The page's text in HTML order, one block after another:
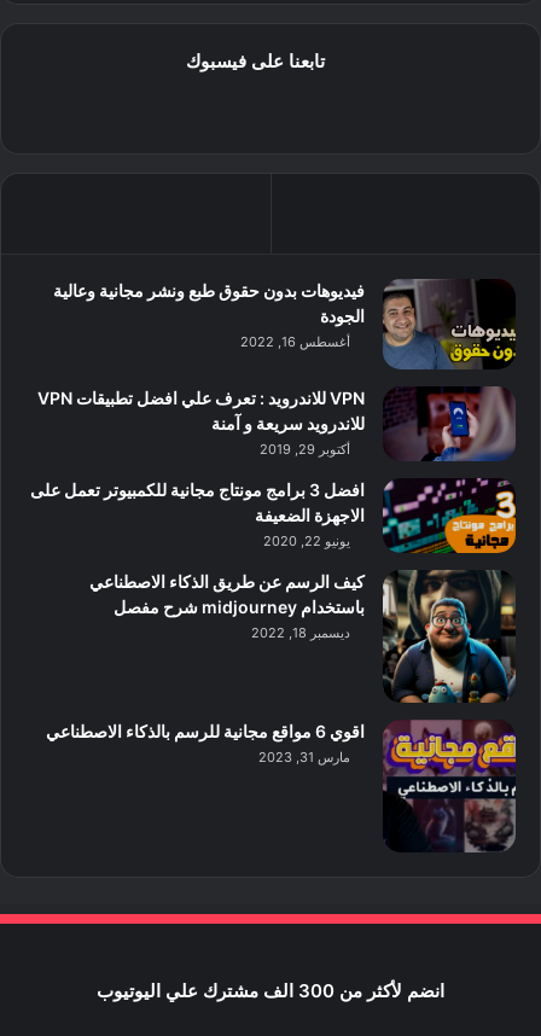
تابعنا على فيسبوك
فيديوهات بدون حقوق طبع ونشر مجانية وعالية
الجودة
أغسطس 16, 2022
VPN للاندرويد : تعرف علي افضل تطبيقات VPN
للاندرويد سريعة و آمنة
أكتوبر 29, 2019
افضل 3 برامج مونتاج مجانية للكمبيوتر تعمل على
الاجهزة الضعيفة
يونيو 22, 2020
كيف الرسم عن طريق الذكاء الاصطناعي
باستخدام midjourney شرح مفصل
ديسمبر 18, 2022
اقوي 6 مواقع مجانية للرسم بالذكاء الاصطناعي
مارس 31, 2023
انضم لأكثر من 300 الف مشترك علي اليوتيوب